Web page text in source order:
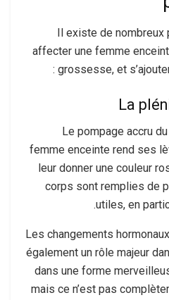
Il existe de nombreux
affecter une femme
grossesse, et
Le pompage accru
femme enceinte rend ses
leur donner une couleur
corps sont remplies de
utiles, en
Les changements
également un rôle majeur
dans une forme
mais ce n’est pas